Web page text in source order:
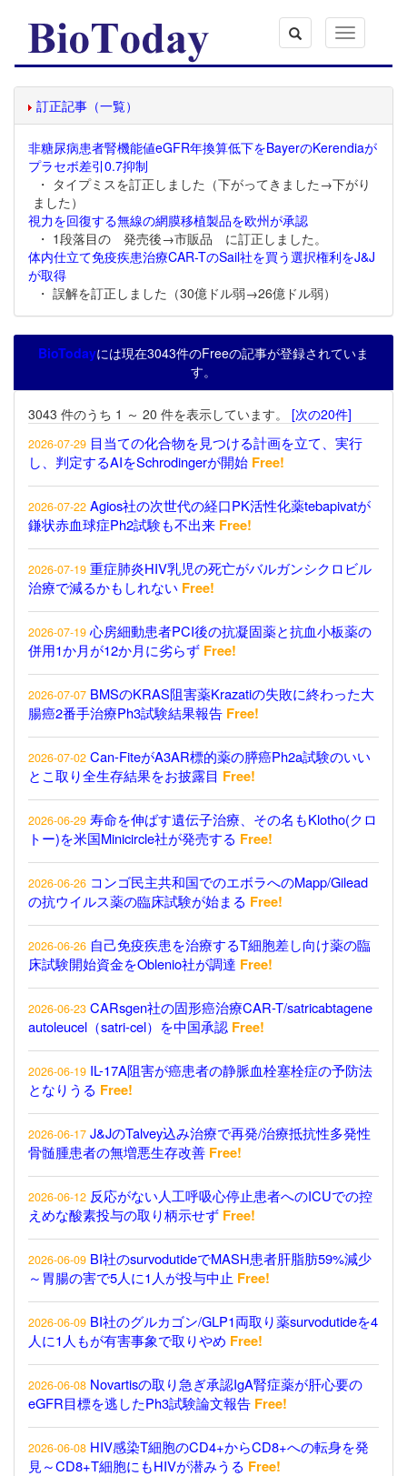
Toggle
navigation
訂正記事（一覧）
非糖尿病患者腎機能値eGFR年換算低下をBayerのKerendiaが
プラセボ差引0.7抑制
・ タイプミスを訂正しました（下がってきました→下がり
ました）
視力を回復する無線の網膜移植製品を欧州が承認
・ 1段落目の 発売後→市販品 に訂正しました。
体内仕立て免疫疾患治療CAR-TのSail社を買う選択権利をJ&J
が取得
・ 誤解を訂正しました（30億ドル弱→26億ドル弱）
BioTodayには現在3043件のFreeの記事が登録されていま
す。
3043 件のうち 1 ～ 20 件を表示しています。 [次の20件]
2026-07-29 目当ての化合物を見つける計画を立て、実行
し、判定するAIをSchrodingerが開始 Free!
2026-07-22 Agios社の次世代の経口PK活性化薬tebapivatが
鎌状赤血球症Ph2試験も不出来 Free!
2026-07-19 重症肺炎HIV乳児の死亡がバルガンシクロビル
治療で減るかもしれない Free!
2026-07-19 心房細動患者PCI後の抗凝固薬と抗血小板薬の
併用1か月が12か月に劣らず Free!
2026-07-07 BMSのKRAS阻害薬Krazatiの失敗に終わった大
腸癌2番手治療Ph3試験結果報告 Free!
2026-07-02 Can-FiteがA3AR標的薬の膵癌Ph2a試験のいい
とこ取り全生存結果をお披露目 Free!
2026-06-29 寿命を伸ばす遺伝子治療、その名もKlotho(クロ
トー)を米国Minicircle社が発売する Free!
2026-06-26 コンゴ民主共和国でのエボラへのMapp/Gilead
の抗ウイルス薬の臨床試験が始まる Free!
2026-06-26 自己免疫疾患を治療するT細胞差し向け薬の臨
床試験開始資金をOblenio社が調達 Free!
2026-06-23 CARsgen社の固形癌治療CAR-T/satricabtagene
autoleucel（satri-cel）を中国承認 Free!
2026-06-19 IL-17A阻害が癌患者の静脈血栓塞栓症の予防法
となりうる Free!
2026-06-17 J&JのTalvey込み治療で再発/治療抵抗性多発性
骨髄腫患者の無増悪生存改善 Free!
2026-06-12 反応がない人工呼吸心停止患者へのICUでの控
えめな酸素投与の取り柄示せず Free!
2026-06-09 BI社のsurvodutideでMASH患者肝脂肪59%減少
～胃腸の害で5人に1人が投与中止 Free!
2026-06-09 BI社のグルカゴン/GLP1両取り薬survodutideを4
人に1人もが有害事象で取りやめ Free!
2026-06-08 Novartisの取り急ぎ承認IgA腎症薬が肝心要の
eGFR目標を逃したPh3試験論文報告 Free!
2026-06-08 HIV感染T細胞のCD4+からCD8+への転身を発
見～CD8+T細胞にもHIVが潜みうる Free!